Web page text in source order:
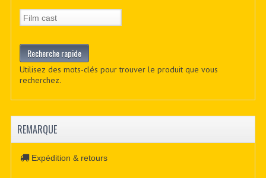
Utilisez des mots-clés pour trouver le produit que vous
recherchez.
REMARQUE
Expédition & retours